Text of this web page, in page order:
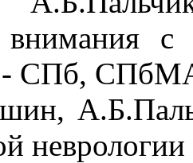
с
- СПб,